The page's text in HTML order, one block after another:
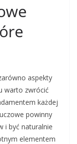
aspekty
warto zwrócić
każdej
powinny
i być naturalnie
elementem